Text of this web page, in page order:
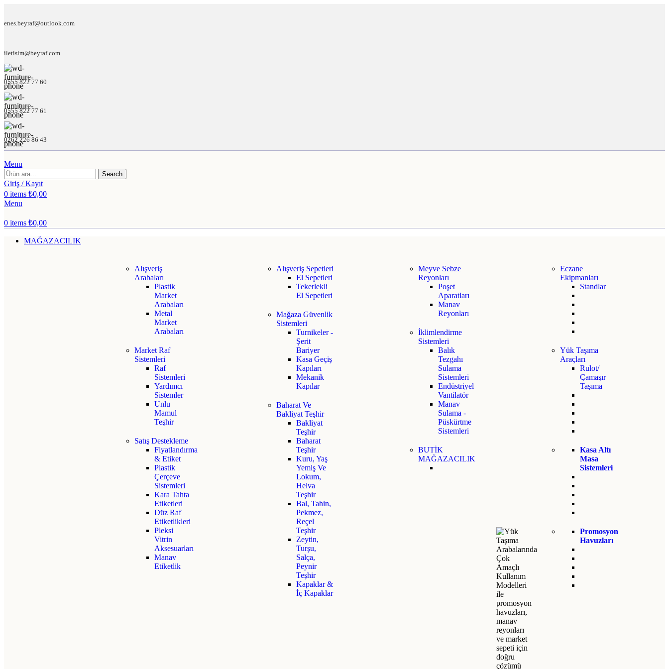
enes.beyraf@outlook.com
iletisim@beyraf.com
0555 822 77 60
0555 822 77 61
0262 226 86 43
Menu
Search
Giriş / Kayıt
0 items ₺0,00
Menu
0 items ₺0,00
MAĞAZACILIK
Alışveriş
Arabaları
Plastik
Market
Arabaları
Metal
Market
Arabaları
Market Raf
Sistemleri
Raf
Sistemleri
Yardımcı
Sistemler
Unlu
Mamul
Teşhir
Satış Destekleme
Fiyatlandırma
& Etiket
Plastik
Çerçeve
Sistemleri
Kara Tahta
Etiketleri
Düz Raf
Etiketlikleri
Pleksi
Vitrin
Aksesuarları
Manav
Etiketlik
Alışveriş Sepetleri
El Sepetleri
Tekerlekli
El Sepetleri
Mağaza Güvenlik
Sistemleri
Turnikeler -
Şerit
Bariyer
Kasa Geçiş
Kapıları
Mekanik
Kapılar
Baharat Ve
Bakliyat Teşhir
Bakliyat
Teşhir
Baharat
Teşhir
Kuru, Yaş
Yemiş Ve
Lokum,
Helva
Teşhir
Bal, Tahin,
Pekmez,
Reçel
Teşhir
Zeytin,
Turşu,
Salça,
Peynir
Teşhir
Kapaklar &
İç Kapaklar
Meyve Sebze
Reyonları
Poşet
Aparatları
Manav
Reyonları
İklimlendirme
Sistemleri
Balık
Tezgahı
Sulama
Sistemleri
Endüstriyel
Vantilatör
Manav
Sulama -
Püskürtme
Sistemleri
BUTİK
MAĞAZACILIK
Eczane
Ekipmanları
Standlar
Yük Taşıma
Araçları
Rulot/
Çamaşır
Taşıma
Kasa Altı
Masa
Sistemleri
Promosyon
Havuzları